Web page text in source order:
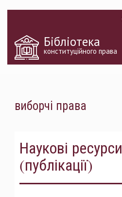
Бібліотека
конституційного права
виборчі права
Наукові ресурси
(публікації)